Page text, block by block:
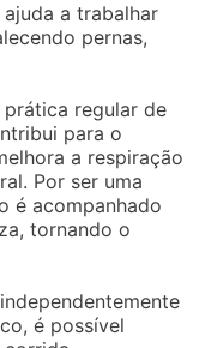
a trabalhar
pernas,
regular de
para o
a respiração
Por ser uma
é acompanhado
tornando o
é possível